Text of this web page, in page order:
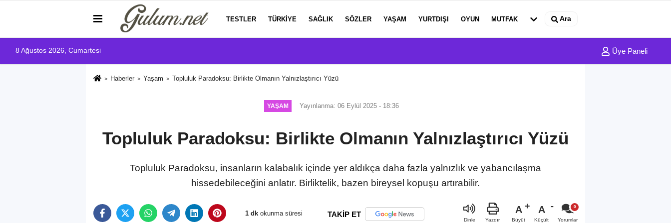
TESTLER TÜRKIYE SAĞLIK SÖZLER YAŞAM YURTDIŞI OYUN MUTFAK Ara
8 Ağustos 2026, Cumartesi Üye Paneli
Haberler Yaşam Topluluk Paradoksu: Birlikte Olmanın Yalnızlaştırıcı Yüzü
YAŞAM Yayınlanma: 06 Eylül 2025 - 18:36
Topluluk Paradoksu: Birlikte Olmanın Yalnızlaştırıcı Yüzü
Topluluk Paradoksu, insanların kalabalık içinde yer aldıkça daha fazla yalnızlık ve yabancılaşma
hissedebileceğini anlatır. Birliktelik, bazen bireysel kopuşu artırabilir.
1 dk okunma süresi TAKİP ET
Dinle Yazdır
A
Büyüt
A
Küçült Yorumlar